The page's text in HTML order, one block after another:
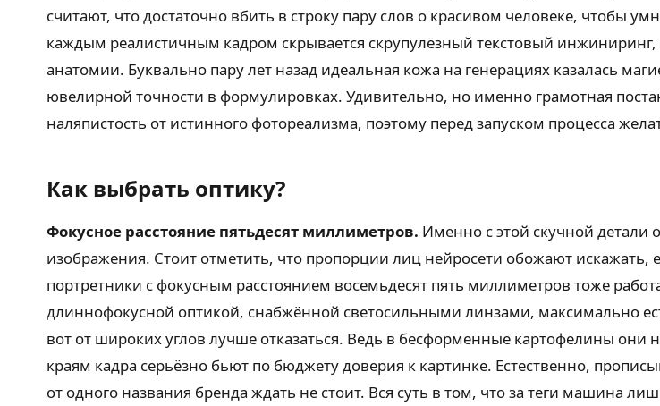
считают, что достаточно вбить в строку пару слов о красивом человеке, чтобы
каждым реалистичным кадром скрывается скрупулёзный текстовый
анатомии. Буквально пару лет назад идеальная кожа на генерациях казалась
ювелирной точности в формулировках. Удивительно, но именно грамотная
наляпистость от истинного фотореализма, поэтому перед запуском процесса
Как выбрать оптику?
Фокусное расстояние пятьдесят миллиметров. Именно с этой скучной детали
изображения. Стоит отметить, что пропорции лиц нейросети обожают искажать,
портретники с фокусным расстоянием восемьдесят пять миллиметров тоже
длиннофокусной оптикой, снабжённой светосильными линзами, максимально
вот от широких углов лучше отказаться. Ведь в бесформенные картофелины
краям кадра серьёзно бьют по бюджету доверия к картинке. Естественно,
от одного названия бренда ждать не стоит. Вся суть в том, что за теги машина